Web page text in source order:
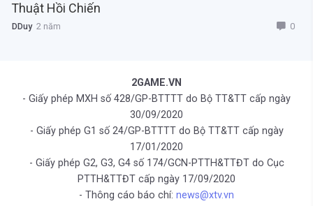
Thuật Hồi Chiến
DDuy2 năm 0
2GAME.VN
- Giấy phép MXH số 428/GP-BTTTT do Bộ TT&TT cấp ngày
30/09/2020
- Giấy phép G1 số 24/GP-BTTTT do Bộ TT&TT cấp ngày
17/01/2020
- Giấy phép G2, G3, G4 số 174/GCN-PTTH&TTĐT do Cục
PTTH&TTĐT cấp ngày 17/09/2020
- Thông cáo báo chí: news@xtv.vn